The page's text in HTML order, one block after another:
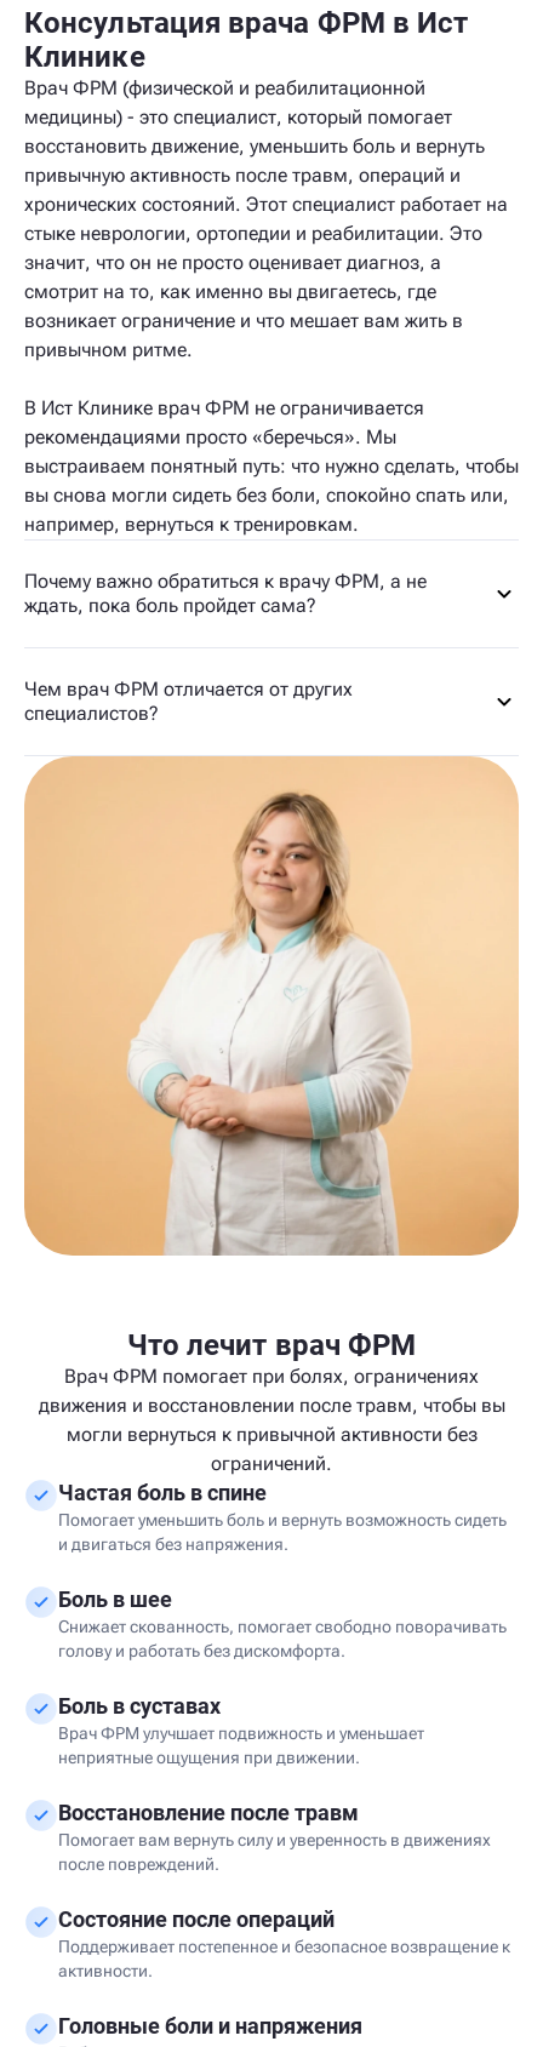
Консультация врача ФРМ в Ист
Клинике
Врач ФРМ (физической и реабилитационной
медицины) - это специалист, который помогает
восстановить движение, уменьшить боль и вернуть
привычную активность после травм, операций и
хронических состояний. Этот специалист работает на
стыке неврологии, ортопедии и реабилитации. Это
значит, что он не просто оценивает диагноз, а
смотрит на то, как именно вы двигаетесь, где
возникает ограничение и что мешает вам жить в
привычном ритме.
В Ист Клинике врач ФРМ не ограничивается
рекомендациями просто «беречься». Мы
выстраиваем понятный путь: что нужно сделать, чтобы
вы снова могли сидеть без боли, спокойно спать или,
например, вернуться к тренировкам.
Почему важно обратиться к врачу ФРМ, а не
ждать, пока боль пройдет сама?
Чем врач ФРМ отличается от других
специалистов?
Что лечит врач ФРМ
Врач ФРМ помогает при болях, ограничениях
движения и восстановлении после травм, чтобы вы
могли вернуться к привычной активности без
ограничений.
Частая боль в спине
Помогает уменьшить боль и вернуть возможность сидеть
и двигаться без напряжения.
Боль в шее
Снижает скованность, помогает свободно поворачивать
голову и работать без дискомфорта.
Боль в суставах
Врач ФРМ улучшает подвижность и уменьшает
неприятные ощущения при движении.
Восстановление после травм
Помогает вам вернуть силу и уверенность в движениях
после повреждений.
Состояние после операций
Поддерживает постепенное и безопасное возвращение к
активности.
Головные боли и напряжения